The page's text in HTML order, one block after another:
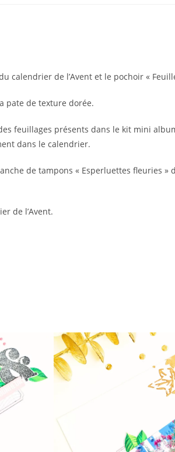
calendrier de l’Avent et le pochoir «
pate de texture dorée.
feuillages présents dans le kit mini
dans le calendrier.
de tampons « Esperluettes fleuries »
de l’Avent.